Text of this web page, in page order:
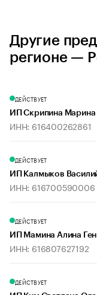
Другие
регионе —
ДЕЙСТВУЕТ
ИП Скрипина Марина
ИНН: 616400262861
ДЕЙСТВУЕТ
ИП Калмыков
ИНН: 616700590006
ДЕЙСТВУЕТ
ИП Мамина Алина
ИНН: 616807627192
ДЕЙСТВУЕТ